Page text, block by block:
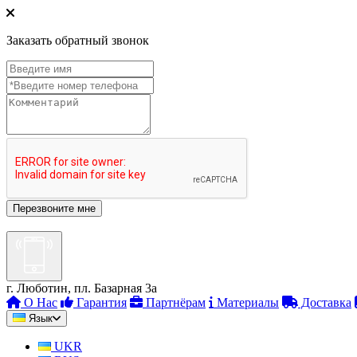
Заказать обратный звонок
г. Люботин, пл. Базарная 3а
О Нас
Гарантия Партнёрам Материалы Доставка
Язык
UKR